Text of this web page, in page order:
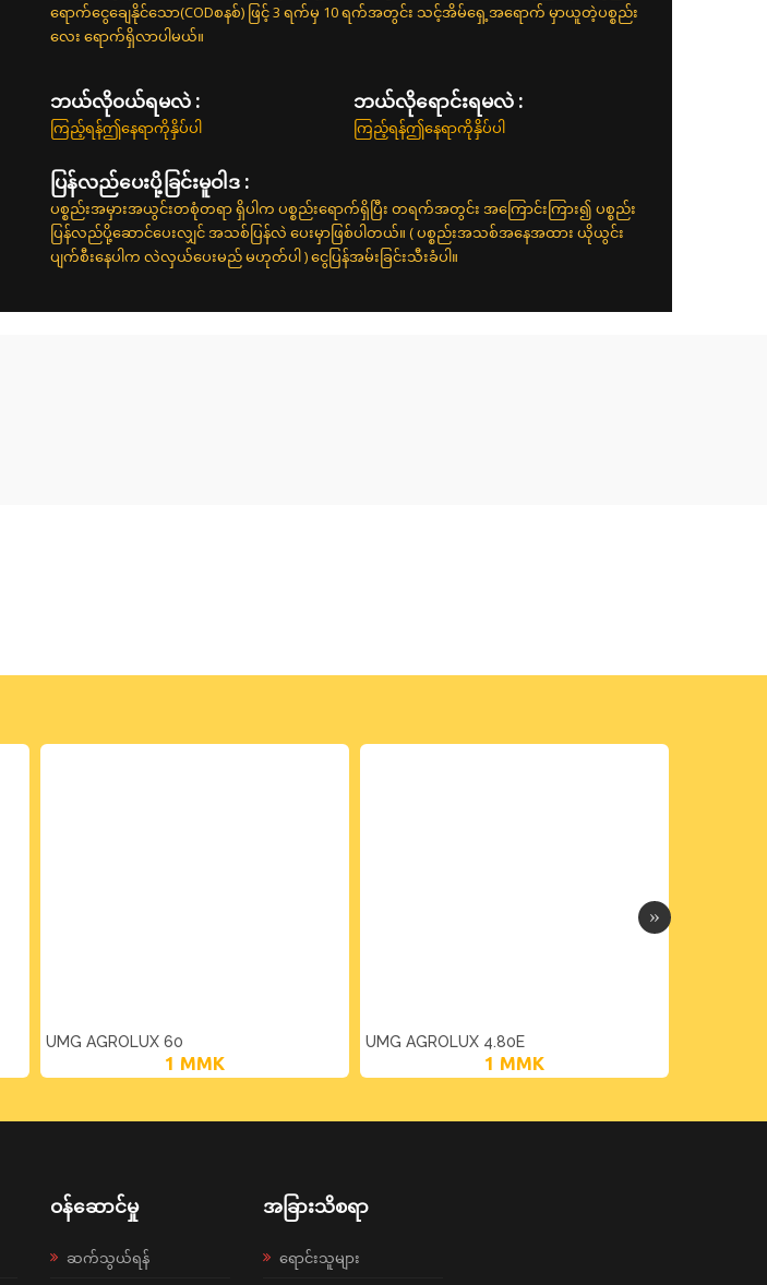
ရောက်ငွေချေနိုင်သော(CODစနစ်) ဖြင့် 3 ရက်မှ 10 ရက်အတွင်း သင့်အိမ်ရှေ့အရောက် မှာယူတဲ့ပစ္စည်း
လေး ရောက်ရှိလာပါမယ်။
ဘယ်လို၀ယ်ရမလဲ :
ကြည့်ရန်ဤနေရာကိုနှိပ်ပါ
ဘယ်လိုရောင်းရမလဲ :
ကြည့်ရန်ဤနေရာကိုနှိပ်ပါ
ပြန်လည်ပေးပို့ခြင်းမူဝါဒ :
ပစ္စည်းအမှားအယွင်းတစုံတရာ ရှိပါက ပစ္စည်းရောက်ရှိပြီး တရက်အတွင်း အကြောင်းကြား၍ ပစ္စည်း
ပြန်လည်ပို့ဆောင်ပေးလျှင် အသစ်ပြန်လဲ ပေးမှာဖြစ်ပါတယ်။ ( ပစ္စည်းအသစ်အနေအထား ယိုယွင်း
ပျက်စီးနေပါက လဲလှယ်ပေးမည် မဟုတ်ပါ ) ငွေပြန်အမ်းခြင်းသီးခံပါ။
UMG AGROLUX 60
1 MMK
UMG AGROLUX 4.80E
1 MMK
ဝန်ဆောင်မှု
ဆက်သွယ်ရန်
အခြားသိစရာ
ရောင်းသူများ